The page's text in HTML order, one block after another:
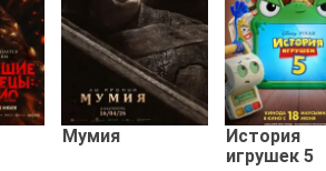
Мумия
История
игрушек 5